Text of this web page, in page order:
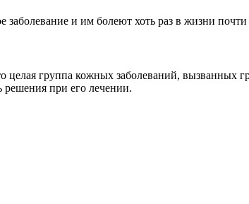
и им болеют хоть раз в жизни почти
группа кожных заболеваний, вызванных
при его лечении.